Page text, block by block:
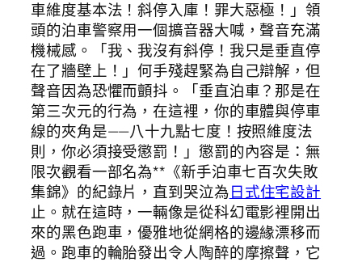
車維度基本法！斜停入庫！罪大惡極！」領
頭的泊車警察用一個擴音器大喊，聲音充滿
機械感。「我、我沒有斜停！我只是垂直停
在了牆壁上！」何手殘趕緊為自己辯解，但
聲音因為恐懼而顫抖。「垂直泊車？那是在
第三次元的行為，在這裡，你的車體與停車
線的夾角是——八十九點七度！按照維度法
則，你必須接受懲罰！」懲罰的內容是：無
限次觀看一部名為**《新手泊車七百次失敗
集錦》的紀錄片，直到哭泣為日式住宅設計
止。就在這時，一輛像是從科幻電影裡開出
來的黑色跑車，優雅地從網格的邊緣漂移而
過。跑車的輪胎發出令人陶醉的摩擦聲，它